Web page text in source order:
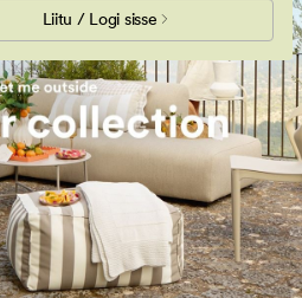
Liitu / Logi sisse